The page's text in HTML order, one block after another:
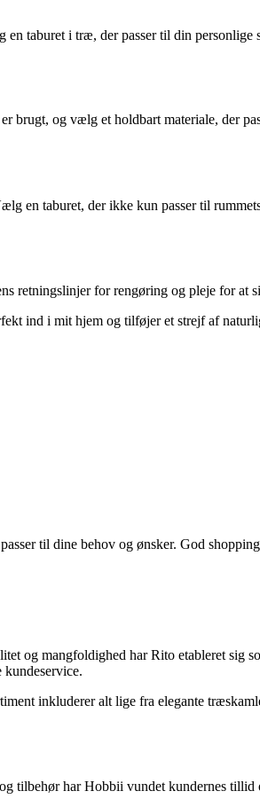
taburet i træ, der passer til din
brugt, og vælg et holdbart materiale, der
en taburet, der ikke kun passer til
for rengøring og pleje for at
ind i mit hjem og tilføjer et strejf af
til dine behov og ønsker. God
og mangfoldighed har Rito etableret sig
kundeservice.
inkluderer alt lige fra elegante
tilbehør har Hobbii vundet kundernes